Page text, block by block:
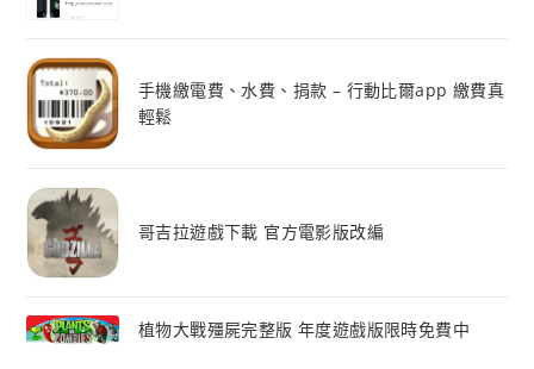
手機繳電費、水費、捐款 – 行動比爾app 繳費真
輕鬆
哥吉拉遊戲下載 官方電影版改編
植物大戰殭屍完整版 年度遊戲版限時免費中